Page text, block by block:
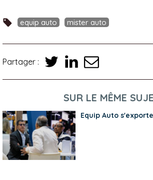
equip auto mister auto
Partager :
SUR LE MÊME
Equip Auto